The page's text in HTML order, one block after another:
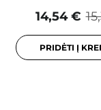
14,54 €
PRIDĖTI Į